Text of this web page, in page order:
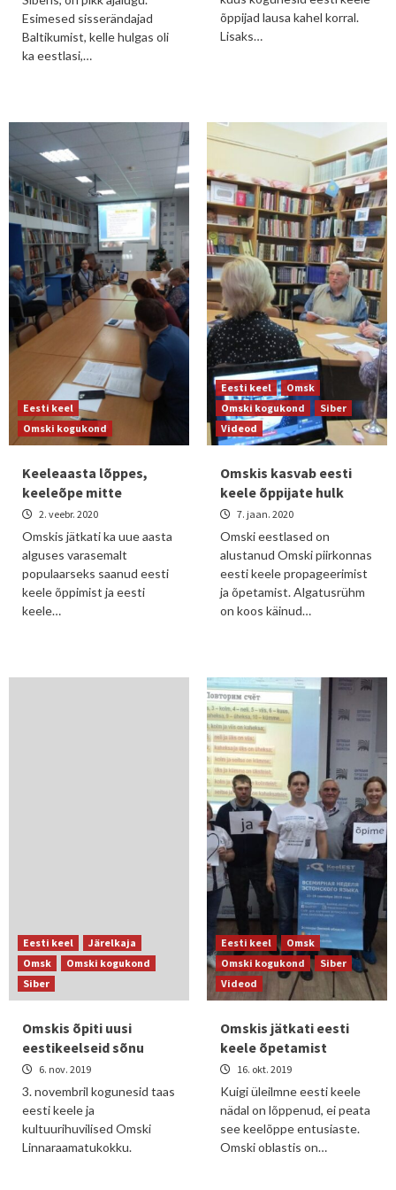
Esimesed sisserändajad
Baltikumist, kelle hulgas oli
ka eestlasi,…
õppijad lausa kahel korral.
Lisaks…
Eesti keel
Omski kogukond
Keeleaasta lõppes,
keeleõpe mitte
2. veebr. 2020
Omskis jätkati ka uue aasta
alguses varasemalt
populaarseks saanud eesti
keele õppimist ja eesti
keele…
Eesti keel
Omsk
Omski kogukond
Siber
Videod
Omskis kasvab eesti
keele õppijate hulk
7. jaan. 2020
Omski eestlased on
alustanud Omski piirkonnas
eesti keele propageerimist
ja õpetamist. Algatusrühm
on koos käinud…
Eesti keel
Järelkaja
Omsk
Omski kogukond
Siber
Omskis õpiti uusi
eestikeelseid sõnu
6. nov. 2019
3. novembril kogunesid taas
eesti keele ja
kultuurihuvilised Omski
Linnaraamatukokku.
Eesti keel
Omsk
Omski kogukond
Siber
Videod
Omskis jätkati eesti
keele õpetamist
16. okt. 2019
Kuigi üleilmne eesti keele
nädal on lõppenud, ei peata
see keelõppe entusiaste.
Omski oblastis on…